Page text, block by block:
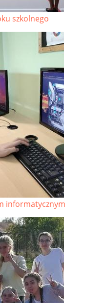
szkolnego
informatycznym